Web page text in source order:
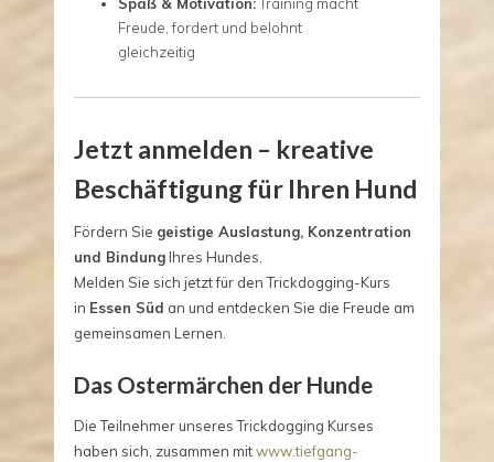
Freude, fordert und belohnt
gleichzeitig
Jetzt anmelden – kreative
Beschäftigung für Ihren Hund
Fördern Sie geistige Auslastung, Konzentration
und BindungIhres Hundes.
Melden Sie sich jetzt für den Trickdogging-Kurs
in Essen Süd an und entdecken Sie die Freude am
gemeinsamen Lernen.
Das Ostermärchen der Hunde
Die Teilnehmer unseres Trickdogging Kurses
haben sich, zusammen mitwww.tiefgang-